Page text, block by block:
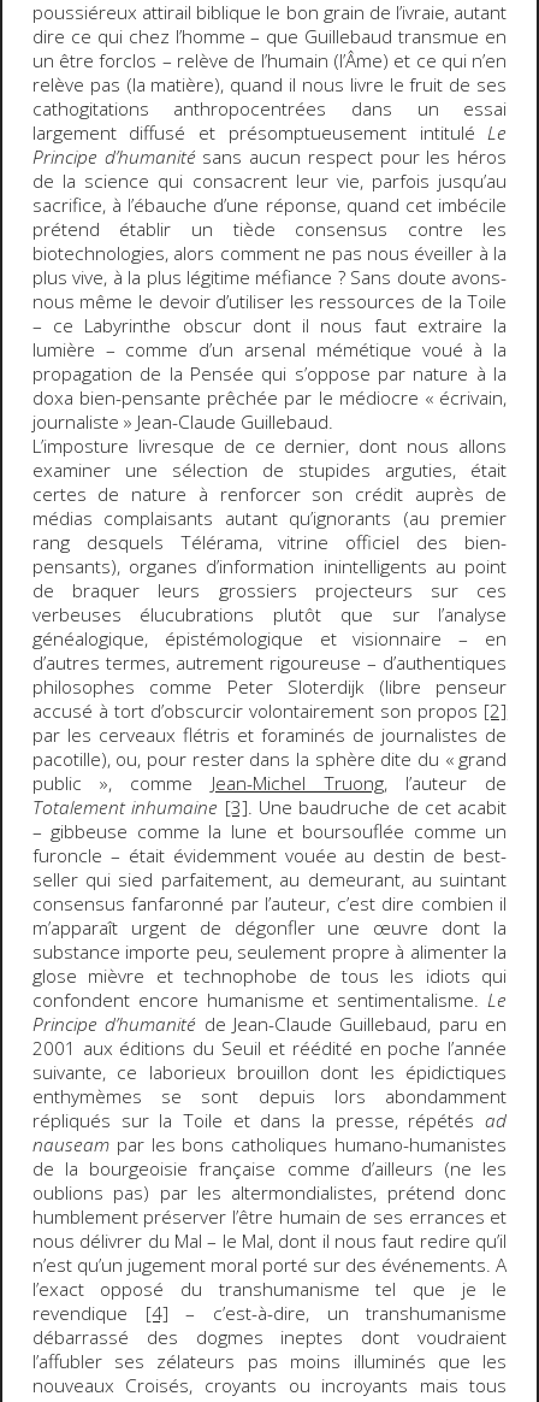
poussiéreux attirail biblique le bon grain de l’ivraie, autant
dire ce qui chez l’homme – que Guillebaud transmue en
un être forclos – relève de l’humain (l’Âme) et ce qui n’en
relève pas (la matière), quand il nous livre le fruit de ses
cathogitations anthropocentrées dans un essai
largement diffusé et présomptueusement intituléLe
Principe d’humanité sans aucun respect pour les héros
de la science qui consacrent leur vie, parfois jusqu’au
sacrifice, à l’ébauche d’une réponse, quand cet imbécile
prétend établir un tiède consensus contre les
biotechnologies, alors comment ne pas nous éveiller à la
plus vive, à la plus légitime méfiance ? Sans doute avons-
nous même le devoir d’utiliser les ressources de la Toile
– ce Labyrinthe obscur dont il nous faut extraire la
lumière – comme d’un arsenal mémétique voué à la
propagation de la Pensée qui s’oppose par nature à la
doxa bien-pensante prêchée par le médiocre « écrivain,
journaliste » Jean-Claude Guillebaud.
L’imposture livresque de ce dernier, dont nous allons
examiner une sélection de stupides arguties, était
certes de nature à renforcer son crédit auprès de
médias complaisants autant qu’ignorants (au premier
rang desquels Télérama, vitrine officiel des bien-
pensants), organes d’information inintelligents au point
de braquer leurs grossiers projecteurs sur ces
verbeuses élucubrations plutôt que sur l’analyse
généalogique, épistémologique et visionnaire – en
d’autres termes, autrement rigoureuse – d’authentiques
philosophes comme Peter Sloterdijk (libre penseur
accusé à tort d’obscurcir volontairement son propos [2]
par les cerveaux flétris et foraminés de journalistes de
pacotille), ou, pour rester dans la sphère dite du « grand
public », comme Jean-Michel Truong, l’auteur de
Totalement inhumaine [3]. Une baudruche de cet acabit
– gibbeuse comme la lune et boursouflée comme un
furoncle – était évidemment vouée au destin de best-
seller qui sied parfaitement, au demeurant, au suintant
consensus fanfaronné par l’auteur, c’est dire combien il
m’apparaît urgent de dégonfler une œuvre dont la
substance importe peu, seulement propre à alimenter la
glose mièvre et technophobe de tous les idiots qui
confondent encore humanisme et sentimentalisme.Le
Principe d’humanité de Jean-Claude Guillebaud, paru en
2001 aux éditions du Seuil et réédité en poche l’année
suivante, ce laborieux brouillon dont les épidictiques
enthymèmes se sont depuis lors abondamment
répliqués sur la Toile et dans la presse, répétésad
nauseam par les bons catholiques humano-humanistes
de la bourgeoisie française comme d’ailleurs (ne les
oublions pas) par les altermondialistes, prétend donc
humblement préserver l’être humain de ses errances et
nous délivrer du Mal – le Mal, dont il nous faut redire qu’il
n’est qu’un jugement moral porté sur des événements. A
l’exact opposé du transhumanisme tel que je le
revendique [4] – c’est-à-dire, un transhumanisme
débarrassé des dogmes ineptes dont voudraient
l’affubler ses zélateurs pas moins illuminés que les
nouveaux Croisés, croyants ou incroyants mais tous